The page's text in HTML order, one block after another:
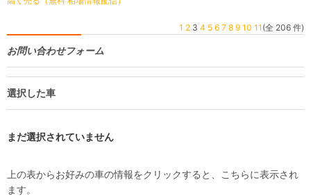
1 2 3 4 5 6 7 8 9 10 11 (全 206 件)
お問い合わせフォーム
選択した車
まだ選択されていません
上の表からお好みの車の情報をクリックすると、こちらに表示され
ます。